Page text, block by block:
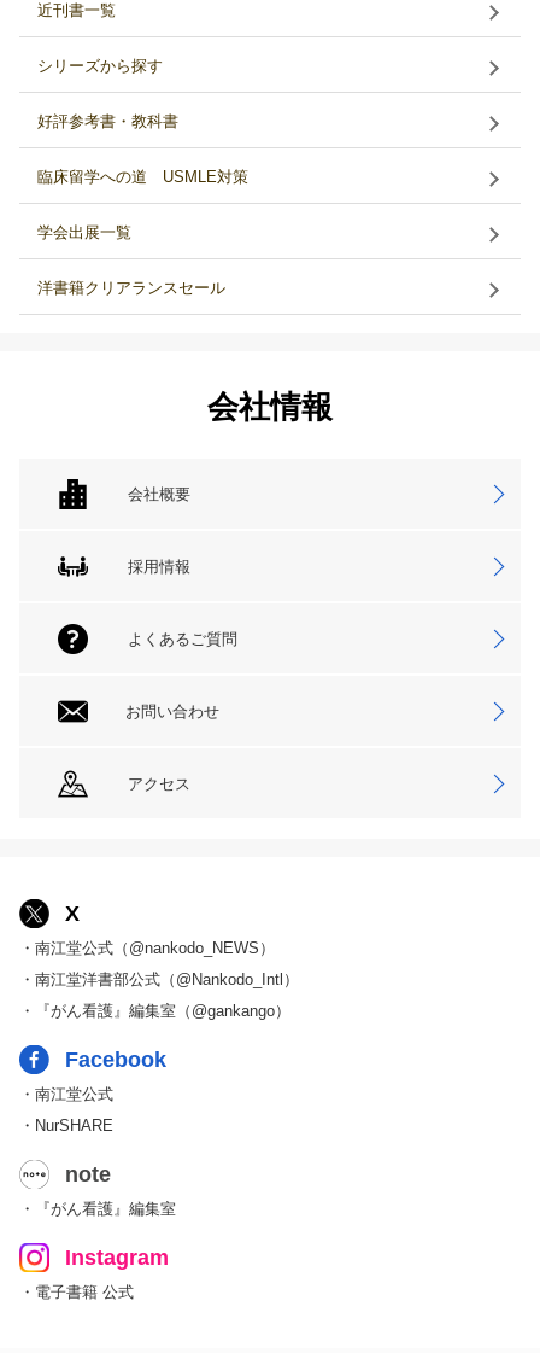
近刊書一覧
シリーズから探す
好評参考書・教科書
臨床留学への道 USMLE対策
学会出展一覧
洋書籍クリアランスセール
会社情報
会社概要
採用情報
よくあるご質問
お問い合わせ
アクセス
X
・南江堂公式（@nankodo_NEWS）
・南江堂洋書部公式（@Nankodo_Intl）
・『がん看護』編集室（@gankango）
Facebook
・南江堂公式
・NurSHARE
note
・『がん看護』編集室
Instagram
・電子書籍 公式